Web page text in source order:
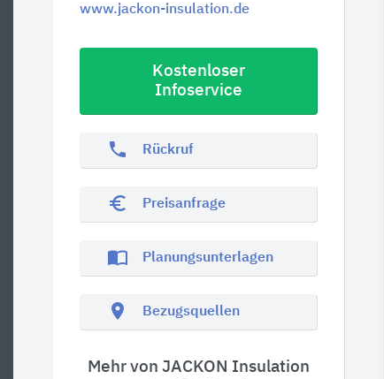
www.jackon-insulation.de
Kostenloser
Infoservice
phone Rückruf
euro_symbol Preisanfrage
import_contacts Planungsunterlagen
location_on Bezugsquellen
Mehr von JACKON Insulation